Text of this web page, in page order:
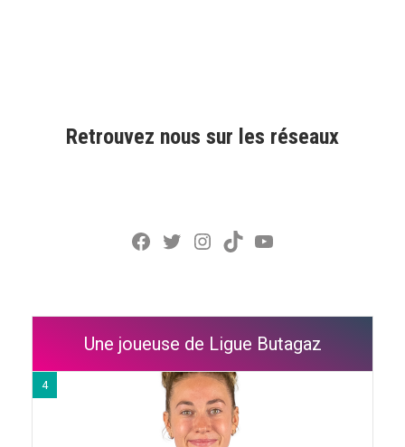
Retrouvez nous sur les réseaux
Facebook
Twitter
Instagram
TikTokYouTube
Une joueuse de Ligue Butagaz
4